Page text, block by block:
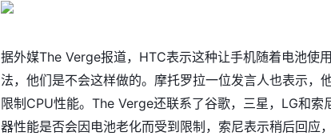
据外媒The Verge报道，HTC表示这种让手机随着电池使
法，他们是不会这样做的。摩托罗拉一位发言人也表示，
限制CPU性能。The Verge还联系了谷歌，三星，LG和索
器性能是否会因电池老化而受到限制，索尼表示稍后回应